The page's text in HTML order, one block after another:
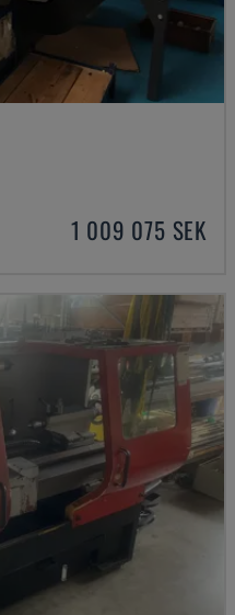
1 009 075 SEK